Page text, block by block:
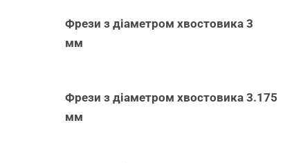
Фрези з діаметром хвостовика 3
мм
Фрези з діаметром хвостовика 3.175
мм